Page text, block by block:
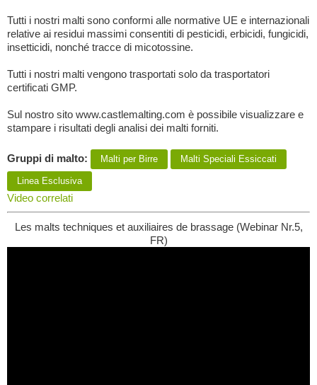
Tutti i nostri malti sono conformi alle normative UE e internazionali
relative ai residui massimi consentiti di pesticidi, erbicidi, fungicidi,
insetticidi, nonché tracce di micotossine.
Tutti i nostri malti vengono trasportati solo da trasportatori
certificati GMP.
Sul nostro sito www.castlemalting.com è possibile visualizzare e
stampare i risultati degli analisi dei malti forniti.
Gruppi di malto: Malti per Birre Malti Speciali Essiccati
Linea Esclusiva
Video correlati
Les malts techniques et auxiliaires de brassage (Webinar Nr.5,
FR)